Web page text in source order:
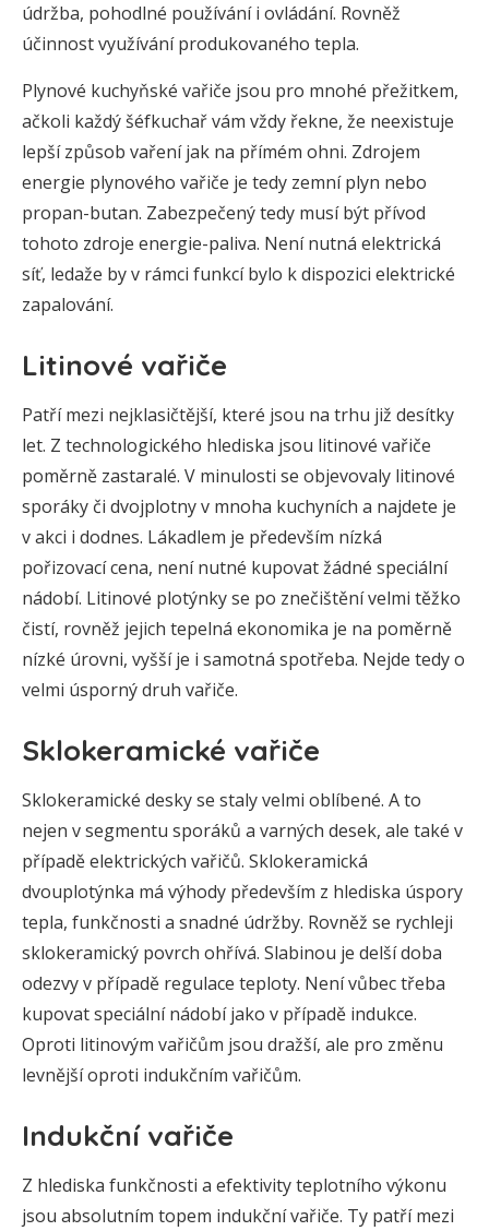
údržba, pohodlné používání i ovládání. Rovněž
účinnost využívání produkovaného tepla.
Plynové kuchyňské vařiče jsou pro mnohé přežitkem,
ačkoli každý šéfkuchař vám vždy řekne, že neexistuje
lepší způsob vaření jak na přímém ohni. Zdrojem
energie plynového vařiče je tedy zemní plyn nebo
propan-butan. Zabezpečený tedy musí být přívod
tohoto zdroje energie-paliva. Není nutná elektrická
síť, ledaže by v rámci funkcí bylo k dispozici elektrické
zapalování.
Litinové vařiče
Patří mezi nejklasičtější, které jsou na trhu již desítky
let. Z technologického hlediska jsou litinové vařiče
poměrně zastaralé. V minulosti se objevovaly litinové
sporáky či dvojplotny v mnoha kuchyních a najdete je
v akci i dodnes. Lákadlem je především nízká
pořizovací cena, není nutné kupovat žádné speciální
nádobí. Litinové plotýnky se po znečištění velmi těžko
čistí, rovněž jejich tepelná ekonomika je na poměrně
nízké úrovni, vyšší je i samotná spotřeba. Nejde tedy o
velmi úsporný druh vařiče.
Sklokeramické vařiče
Sklokeramické desky se staly velmi oblíbené. A to
nejen v segmentu sporáků a varných desek, ale také v
případě elektrických vařičů. Sklokeramická
dvouplotýnka má výhody především z hlediska úspory
tepla, funkčnosti a snadné údržby. Rovněž se rychleji
sklokeramický povrch ohřívá. Slabinou je delší doba
odezvy v případě regulace teploty. Není vůbec třeba
kupovat speciální nádobí jako v případě indukce.
Oproti litinovým vařičům jsou dražší, ale pro změnu
levnější oproti indukčním vařičům.
Indukční vařiče
Z hlediska funkčnosti a efektivity teplotního výkonu
jsou absolutním topem indukční vařiče. Ty patří mezi